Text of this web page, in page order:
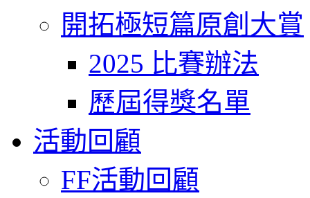
開拓極短篇原創大賞
2025 比賽辦法
歷屆得獎名單
活動回顧
FF活動回顧